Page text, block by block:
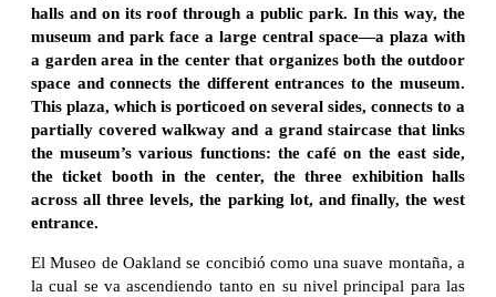
halls and on its roof through a public park. In this way, the
museum and park face a large central space—a plaza with
a garden area in the center that organizes both the outdoor
space and connects the different entrances to the museum.
This plaza, which is porticoed on several sides, connects to a
partially covered walkway and a grand staircase that links
the museum’s various functions: the café on the east side,
the ticket booth in the center, the three exhibition halls
across all three levels, the parking lot, and finally, the west
entrance.
El Museo de Oakland se concibió como una suave montaña, a
la cual se va ascendiendo tanto en su nivel principal para las